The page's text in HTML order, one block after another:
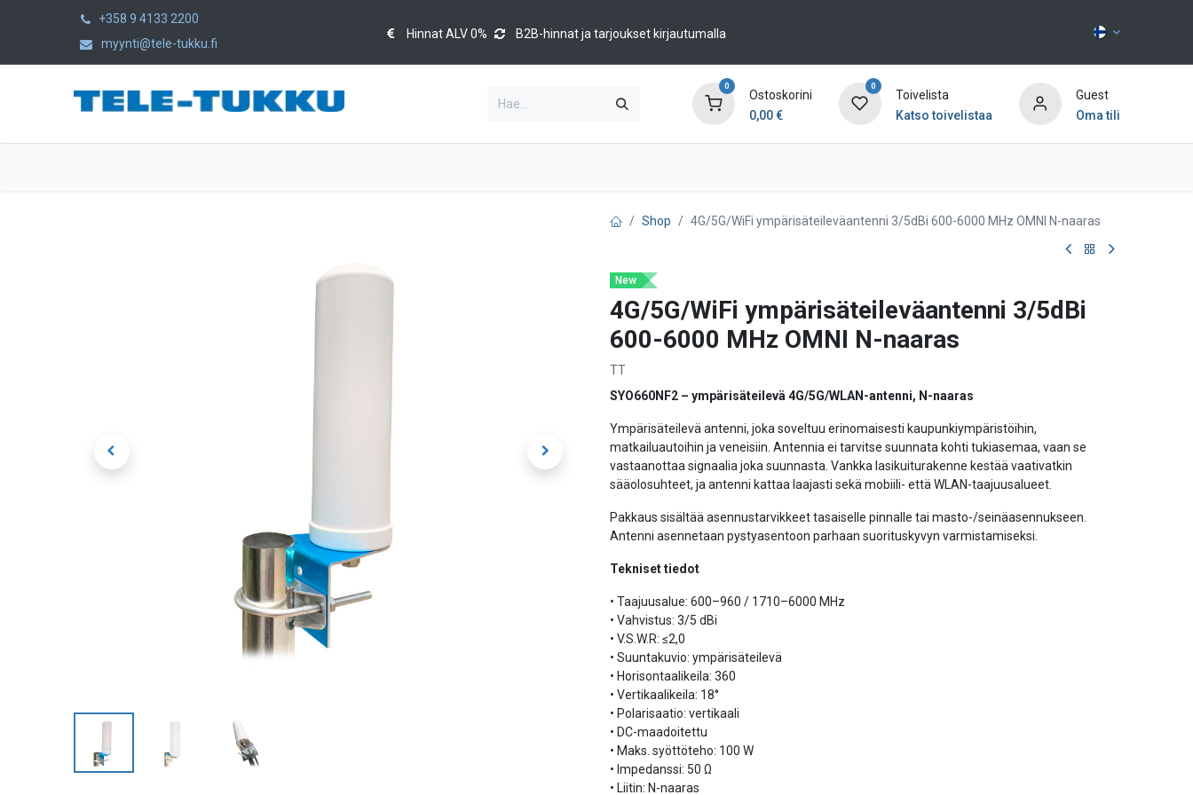
+358 9 4133 2200
myynti@tele-tukku.fi
Hinnat ALV 0% B2B-hinnat ja tarjoukset kirjautumalla
0
Ostoskorini
0,00€
0
Toivelista
Katso toivelistaa
Guest
Oma tili
Shop 4G/5G/WiFi ympärisäteileväantenni 3/5dBi 600-6000 MHz OMNI N-naaras
New
4G/5G/WiFi ympärisäteileväantenni 3/5dBi
600-6000 MHz OMNI N-naaras
TT
SYO660NF2 – ympärisäteilevä 4G/5G/WLAN-antenni, N-naaras
Ympärisäteilevä antenni, joka soveltuu erinomaisesti kaupunkiympäristöihin,
matkailuautoihin ja veneisiin. Antennia ei tarvitse suunnata kohti tukiasemaa, vaan se
vastaanottaa signaalia joka suunnasta. Vankka lasikuiturakenne kestää vaativatkin
sääolosuhteet, ja antenni kattaa laajasti sekä mobiili- että WLAN-taajuusalueet.
Pakkaus sisältää asennustarvikkeet tasaiselle pinnalle tai masto-/seinäasennukseen.
Antenni asennetaan pystyasentoon parhaan suorituskyvyn varmistamiseksi.
Tekniset tiedot
• Taajuusalue: 600–960 / 1710–6000 MHz
• Vahvistus: 3/5 dBi
• V.S.W.R: ≤2,0
• Suuntakuvio: ympärisäteilevä
• Horisontaalikeila: 360
• Vertikaalikeila: 18°
• Polarisaatio: vertikaali
• DC-maadoitettu
• Maks. syöttöteho: 100 W
• Impedanssi: 50 Ω
• Liitin: N-naaras